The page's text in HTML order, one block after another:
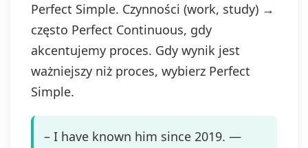
Perfect Simple. Czynności (work, study) →
często Perfect Continuous, gdy
akcentujemy proces. Gdy wynik jest
ważniejszy niż proces, wybierz Perfect
Simple.
– I have known him since 2019. —